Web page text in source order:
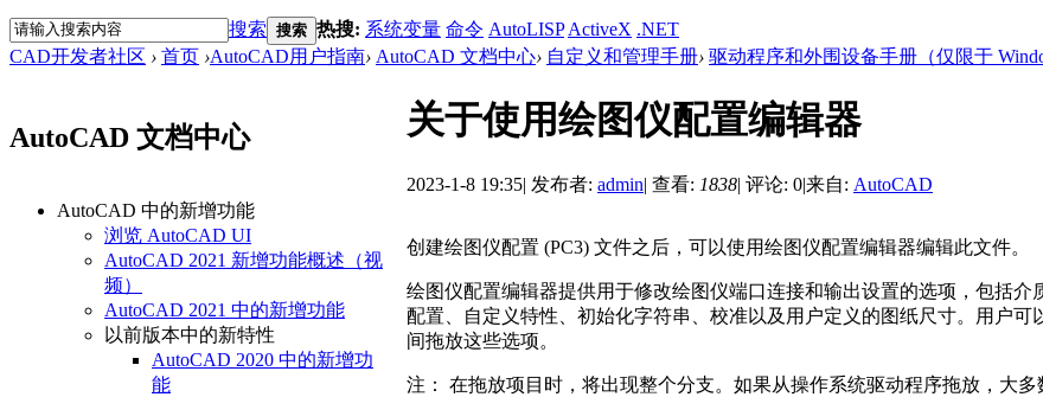
搜索 搜索 热搜: 系统变量 命令 AutoLISP ActiveX .NET
CAD开发者社区 › 首页 ›AutoCAD用户指南› AutoCAD 文档中心› 自定义和管理手册› 驱动程序和外围设备手册（仅限于
AutoCAD 文档中心
AutoCAD 中的新增功能
浏览 AutoCAD UI
AutoCAD 2021 新增功能概述（视
频）
AutoCAD 2021 中的新增功能
以前版本中的新特性
AutoCAD 2020 中的新增功
能
关于使用绘图仪配置编辑器
2023-1-8 19:35| 发布者: admin| 查看: 1838| 评论: 0|来自: AutoCAD
创建绘图仪配置 (PC3) 文件之后，可以使用绘图仪配置编辑器编辑此文件。
绘图仪配置编辑器提供用于修改绘图仪端口连接和输出设置的选项，包括介
配置、自定义特性、初始化字符串、校准以及用户定义的图纸尺寸。用户可
间拖放这些选项。
注：
在拖放项目时，将出现整个分支。如果从操作系统驱动程序拖放，大多